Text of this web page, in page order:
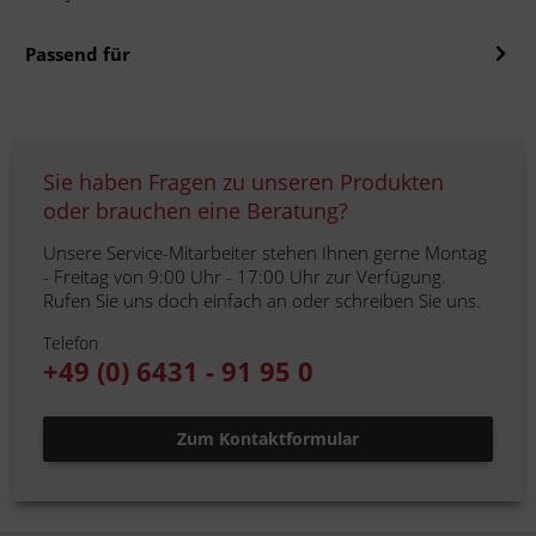
Passend für
Sie haben Fragen zu unseren Produkten
oder brauchen eine Beratung?
Unsere Service-Mitarbeiter stehen Ihnen gerne Montag
- Freitag von 9:00 Uhr - 17:00 Uhr zur Verfügung.
Rufen Sie uns doch einfach an oder schreiben Sie uns.
Telefon
+49 (0) 6431 - 91 95 0
Zum Kontaktformular